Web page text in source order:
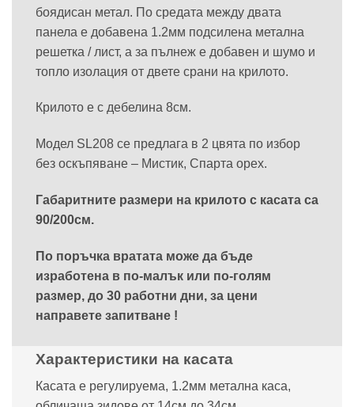
боядисан метал. По средата между двата
панела е добавена 1.2мм подсилена метална
решетка / лист, а за пълнеж е добавен и шумо и
топло изолация от двете срани на крилото.
Крилото е с дебелина 8см.
Модел SL208 се предлага в 2 цвята по избор
без оскъпяване – Мистик, Спарта орех.
Габаритните размери на крилото с касата са
90/200см.
По поръчка вратата може да бъде
изработена в по-малък или по-голям
размер, до 30 работни дни, за цени
направете запитване !
Характеристики на касата
Касата е регулируема, 1.2мм метална каса,